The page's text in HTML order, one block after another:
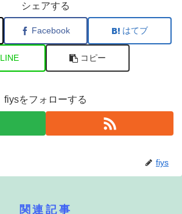
シェアする
Facebook はてブ
LINE コピー
fiysをフォローする
fiys
関連記事